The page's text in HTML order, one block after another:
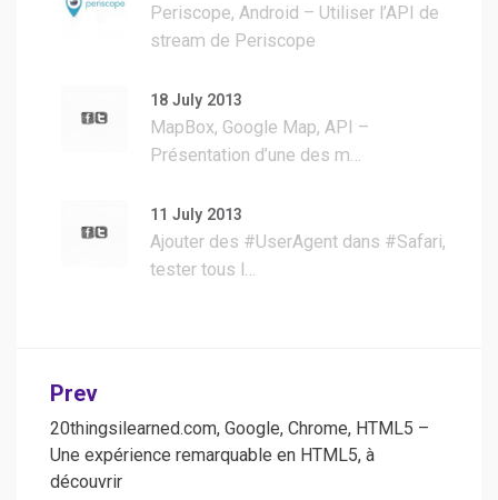
Periscope, Android – Utiliser l’API de
stream de Periscope
18 July 2013
MapBox, Google Map, API –
Présentation d’une des m…
11 July 2013
Ajouter des #UserAgent dans #Safari,
tester tous l…
Post
navigation
Prev
20thingsilearned.com, Google, Chrome, HTML5 –
Une expérience remarquable en HTML5, à
découvrir